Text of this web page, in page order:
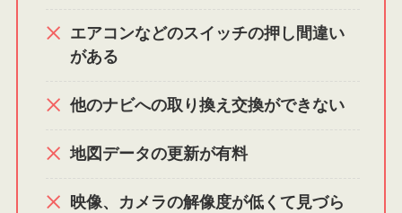
エアコンなどのスイッチの押し間違い
がある
他のナビへの取り換え交換ができない
地図データの更新が有料
映像、カメラの解像度が低くて見づら